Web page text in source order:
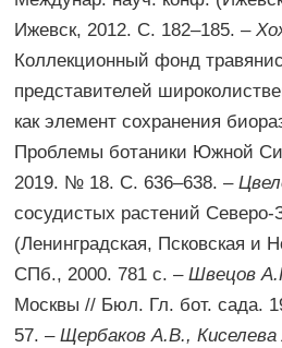
Ижевск, 2012. С. 182–185. –
Коллекционный фонд
представителей
как элемент сохранения
Проблемы ботаники Южной
2019. № 18. С. 636–638. –
сосудистых растений Северо-
(Ленинградская, Псковская и
СПб., 2000. 781 с. –Швецов
Москвы // Бюл. Гл. бот. сада.
57. –Щербаков А.В.,